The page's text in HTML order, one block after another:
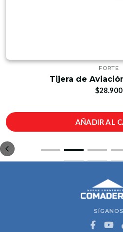
FORTE
Tijera de
$28.900
AÑADIR AL
SÍGANOS